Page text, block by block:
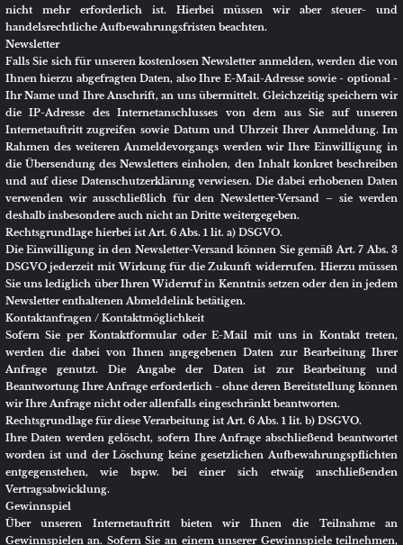
ist unter dem folgenden Link abrufbar:
https://www.facebook.com/legal/terms/page_controller_addendum
Rechtsgrundlage für die dadurch erfolgende und nachfolgend
wiedergegebene Verarbeitung von personenbezogenen Daten ist Art. 6 Abs. 1
lit. f DSGVO. Unser berechtigtes Interesse besteht an der Analyse, der
und Leistungen.
Rechtsgrundlage kann auch eine Einwilligung des Nutzers gemäß Art. 6
Abs. 1 lit. a DSGVO gegenüber dem Plattformbetreiber sein. Die
Einwilligung hierzu kann der Nutzer nach Art. 7 Abs. 3 DSGVO jederzeit
durch eine Mitteilung an den Plattformbetreiber für die Zukunft
widerrufen.
Bei dem Aufruf unseres Onlineauftritts auf der Plattform Facebook werden
von der Facebook Ireland Ltd. als Betreiberin der Plattform in der EU Daten
des Nutzers (z.B. persönliche Informationen, IP-Adresse etc.) verarbeitet.
Diese Daten des Nutzers dienen zu statistischen Informationen über die
Inanspruchnahme unserer Firmenpräsenz auf Facebook. Die Facebook
Ireland Ltd. nutzt diese Daten zu Marktforschungs- und Werbezwecken
sowie zur Erstellung von Profilen der Nutzer. Anhand dieser Profile ist es
der Facebook Ireland Ltd. beispielsweise möglich, die Nutzer innerhalb und
außerhalb von Facebook interessenbezogen zu bewerben. Ist der Nutzer zum
Zeitpunkt des Aufrufes in seinem Account auf Facebook eingeloggt, kann
die Facebook Ireland Ltd. zudem die Daten mit dem jeweiligen Nutzerkonto
verknüpfen.
Im Falle einer Kontaktaufnahme des Nutzers über Facebook werden die bei
dieser Gelegenheit eingegebenen personenbezogenen Daten des Nutzers zur
Bearbeitung der Anfrage genutzt. Die Daten des Nutzers werden bei uns
gelöscht, sofern die Anfrage des Nutzers abschließend beantwortet wurde
und keine gesetzlichen Aufbewahrungspflichten, wie z.B. bei einer
anschließenden Vertragsabwicklung, entgegenstehen.
Zur Verarbeitung der Daten werden von der Facebook Ireland Ltd. ggf. auch
Cookies gesetzt.
Sollte der Nutzer mit dieser Verarbeitung nicht einverstanden sein, so
besteht die Möglichkeit, die Installation der Cookies durch eine
entsprechende Einstellung des Browsers zu verhindern. Bereits gespeicherte
Cookies können ebenfalls jederzeit gelöscht werden. Die Einstellungen
hierzu sind vom jeweiligen Browser abhängig. Bei Flash-Cookies lässt sich
die Verarbeitung nicht über die Einstellungen des Browsers unterbinden,
sondern durch die entsprechende Einstellung des Flash-Players. Sollte der
Nutzer die Installation der Cookies verhindern oder einschränken, kann dies
dazu führen, dass nicht sämtliche Funktionen von Facebook
vollumfänglich nutzbar sind.
Näheres zu den Verarbeitungstätigkeiten, deren Unterbindung und zur
Löschung der von Facebook verarbeiteten Daten finden sich in der